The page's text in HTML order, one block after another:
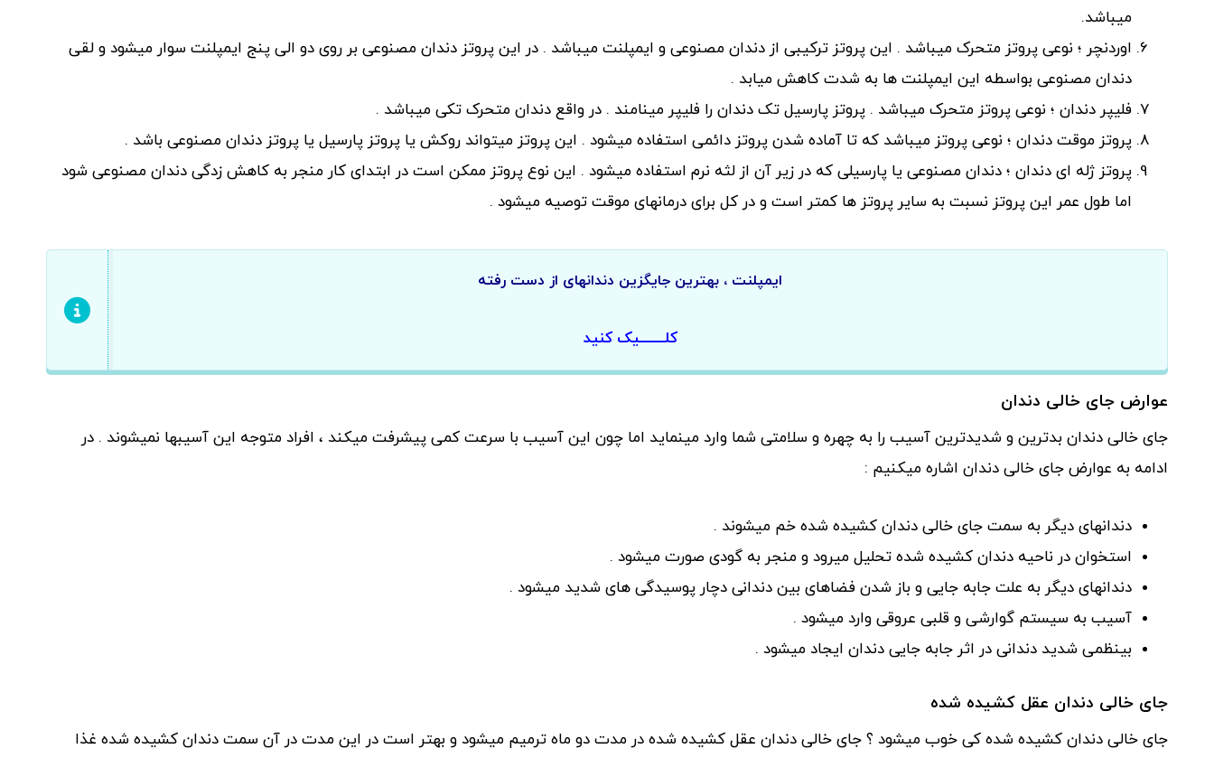
میباشد.
اوردنچر ؛ نوعی پروتز متحرک میباشد . این پروتز ترکیبی از دندان مصنوعی و ایمپلنت میباشد . در این پروتز دندان مصنوعی بر روی دو الی پنج ایمپلنت سوار میشود و لقی
دندان مصنوعی بواسطه این ایمپلنت ها به شدت کاهش میابد .
فلیپر دندان ؛ نوعی پروتز متحرک میباشد . پروتز پارسیل تک دندان را فلیپر مینامند . در واقع دندان متحرک تکی میباشد .
پروتز موقت دندان ؛ نوعی پروتز میباشد که تا آماده شدن پروتز دائمی استفاده میشود . این پروتز میتواند روکش یا پروتز پارسیل یا پروتز دندان مصنوعی باشد .
پروتز ژله ای دندان ؛ دندان مصنوعی یا پارسیلی که در زیر آن از لثه نرم استفاده میشود . این نوع پروتز ممکن است در ابتدای کار منجر به کاهش زدگی دندان مصنوعی شود
اما طول عمر این پروتز نسبت به سایر پروتز ها کمتر است و در کل برای درمانهای موقت توصیه میشود .
ایمپلنت ، بهترین جایگزین دندانهای از دست رفته
کلـــــــیک کنید
عوارض جای خالی دندان
جای خالی دندان بدترین و شدیدترین آسیب را به چهره و سلامتی شما وارد مینماید اما چون این آسیب با سرعت کمی پیشرفت میکند ، افراد متوجه این آسیبها نمیشوند . در
ادامه به عوارض جای خالی دندان اشاره میکنیم :
دندانهای دیگر به سمت جای خالی دندان کشیده شده خم میشوند .
استخوان در ناحیه دندان کشیده شده تحلیل میرود و منجر به گودی صورت میشود .
دندانهای دیگر به علت جابه جایی و باز شدن فضاهای بین دندانی دچار پوسیدگی های شدید میشود .
آسیب به سیستم گوارشی و قلبی عروقی وارد میشود .
بینظمی شدید دندانی در اثر جابه جایی دندان ایجاد میشود .
جای خالی دندان عقل کشیده شده
جای خالی دندان کشیده شده کی خوب میشود ؟ جای خالی دندان عقل کشیده شده در مدت دو ماه ترمیم میشود و بهتر است در این مدت در آن سمت دندان کشیده شده غذا